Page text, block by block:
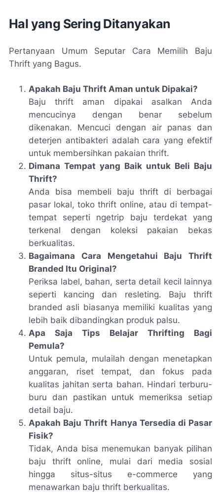
Hal yang Sering Ditanyakan
Pertanyaan Umum Seputar Cara Memilih Baju
Thrift yang Bagus.
Apakah Baju Thrift Aman untuk Dipakai?
Baju thrift aman dipakai asalkan Anda
mencucinya dengan benar sebelum
dikenakan. Mencuci dengan air panas dan
deterjen antibakteri adalah cara yang efektif
untuk membersihkan pakaian thrift.
Dimana Tempat yang Baik untuk Beli Baju
Thrift?
Anda bisa membeli baju thrift di berbagai
pasar lokal, toko thrift online, atau di tempat-
tempat seperti ngetrip baju terdekat yang
terkenal dengan koleksi pakaian bekas
berkualitas.
Bagaimana Cara Mengetahui Baju Thrift
Branded Itu Original?
Periksa label, bahan, serta detail kecil lainnya
seperti kancing dan resleting. Baju thrift
branded asli biasanya memiliki kualitas yang
lebih baik dibandingkan produk palsu.
Apa Saja Tips Belajar Thrifting Bagi
Pemula?
Untuk pemula, mulailah dengan menetapkan
anggaran, riset tempat, dan fokus pada
kualitas jahitan serta bahan. Hindari terburu-
buru dan pastikan untuk memeriksa setiap
detail baju.
Apakah Baju Thrift Hanya Tersedia di Pasar
Fisik?
Tidak, Anda bisa menemukan banyak pilihan
baju thrift online, mulai dari media sosial
hingga situs-situs e-commerce yang
menawarkan baju thrift berkualitas.